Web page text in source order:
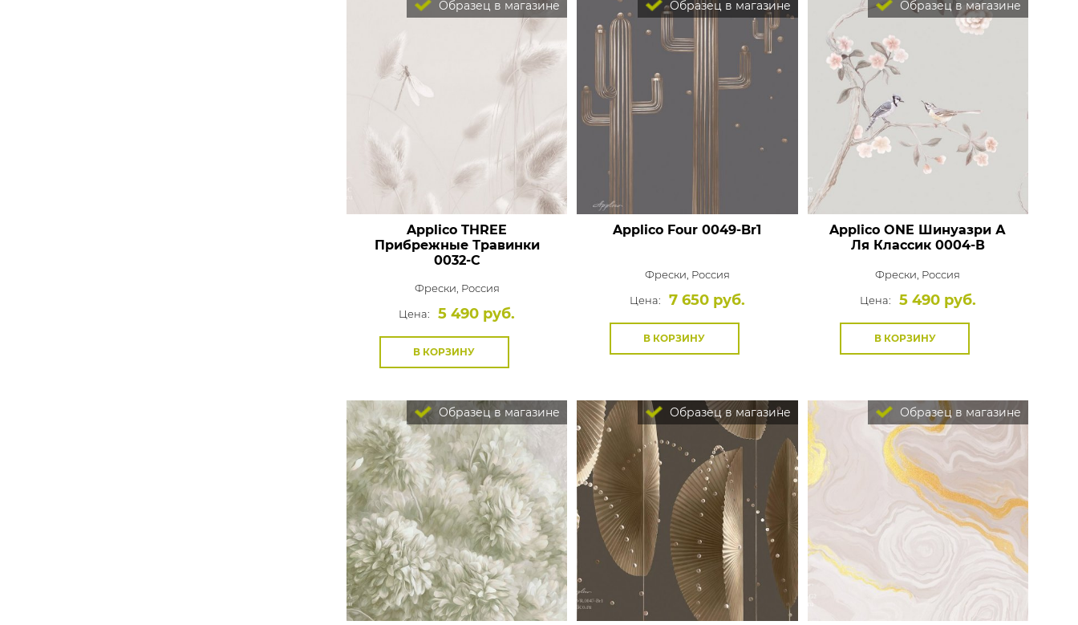
Образец в магазине
Applico THREE
Прибрежные Травинки
0032-С
Фрески, Россия
Цена:
5 490 руб.
В КОРЗИНУ
Образец в магазине
Applico Four 0049-Br1
Фрески, Россия
Цена:
7 650 руб.
В КОРЗИНУ
Образец в магазине
Applico ONE Шинуазри А
Ля Классик 0004-В
Фрески, Россия
Цена:
5 490 руб.
В КОРЗИНУ
Образец в магазине Образец в магазине Образец в магазине